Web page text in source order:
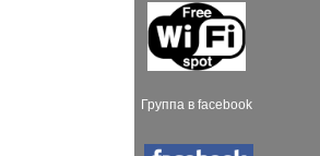
Группа в facebook